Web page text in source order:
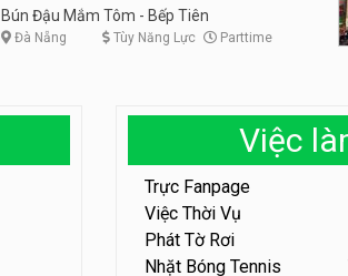
Tôm – Bếp Tiên
Bún Đậu Mắm Tôm - Bếp Tiên
Đà Nẵng Tùy Năng Lực Parttime
Việc
Trực Fanpage
Việc Thời Vụ
Phát Tờ Rơi
Nhặt Bóng Tennis